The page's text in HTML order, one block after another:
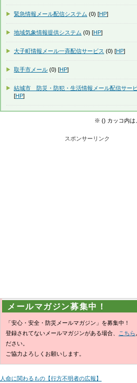
緊急情報メール配信システム (0) [HP]
地域気象情報提供システム (0) [HP]
大子町情報メール一斉配信サービス (0) [HP]
取手市メール (0) [HP]
結城市 防災・防犯・生活情報メール配信サー
[HP]
※ () カッコ内は
スポンサーリンク
メールマガジン募集中！
「安心・安全・防災メールマガジン」を募集中！
登録されてないメールマガジンがある場合、
こちら
ださい。
ご協力よろしくお願いします。
人命に関わるもの【行方不明者の広報】